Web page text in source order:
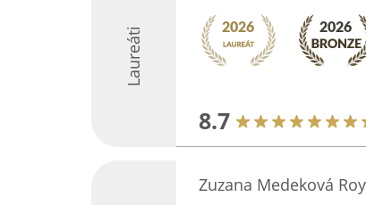
Laureáti
8.7
Zuzana Medeková